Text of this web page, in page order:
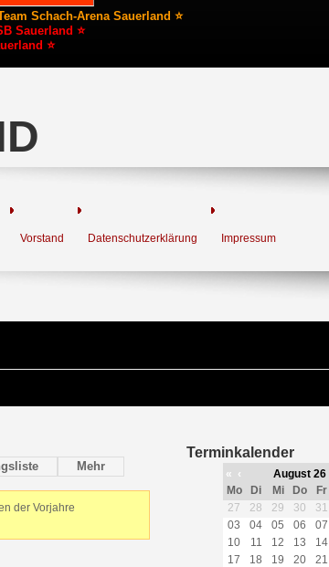
Schach-Arena Sauerland ⭐
Sauerland ⭐
⭐
Vorstand Datenschutzerklärung Impressum
Mehr
der Vorjahre
Terminkalender
« ‹ August 26
Mo
Di Mi Do Fr
27
28 29 30 31
03
04 05 06 07
10
11 12 13 14
17
18 19 20 21